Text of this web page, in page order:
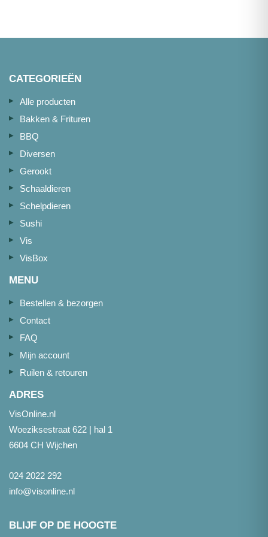
aantal
CATEGORIEËN
Alle producten
Bakken & Frituren
BBQ
Diversen
Gerookt
Schaaldieren
Schelpdieren
Sushi
Vis
VisBox
MENU
Bestellen & bezorgen
Contact
FAQ
Mijn account
Ruilen & retouren
ADRES
VisOnline.nl
Woeziksestraat 622 | hal 1
6604 CH Wijchen
024 2022 292
info@visonline.nl
BLIJF OP DE HOOGTE